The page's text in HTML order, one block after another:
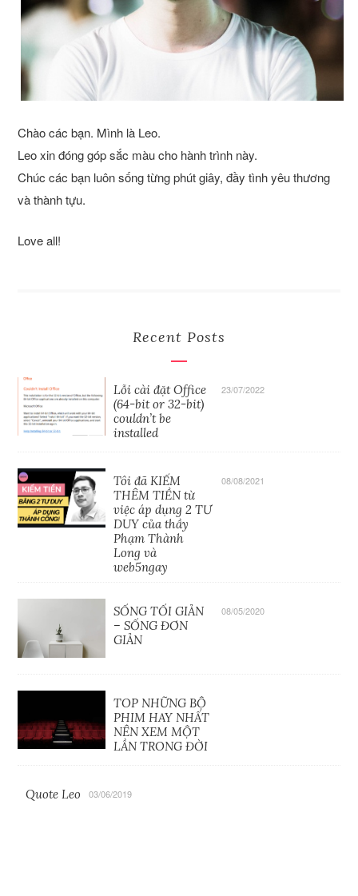
Chào các bạn. Mình là Leo.
Leo xin đóng góp sắc màu cho hành trình này.
Chúc các bạn luôn sống từng phút giây, đầy tình yêu thương
và thành tựu.
Love all!
Recent Posts
Lỗi cài đặt Office
(64-bit or 32-bit)
couldn’t be
installed
23/07/2022
Tôi đã KIẾM
THÊM TIỀN từ
việc áp dụng 2 TƯ
DUY của thầy
Phạm Thành
Long và
web5ngay
08/08/2021
SỐNG TỐI GIẢN
– SỐNG ĐƠN
GIẢN
08/05/2020
TOP NHỮNG BỘ
PHIM HAY NHẤT
NÊN XEM MỘT
LẦN TRONG ĐỜI
Quote Leo 03/06/2019